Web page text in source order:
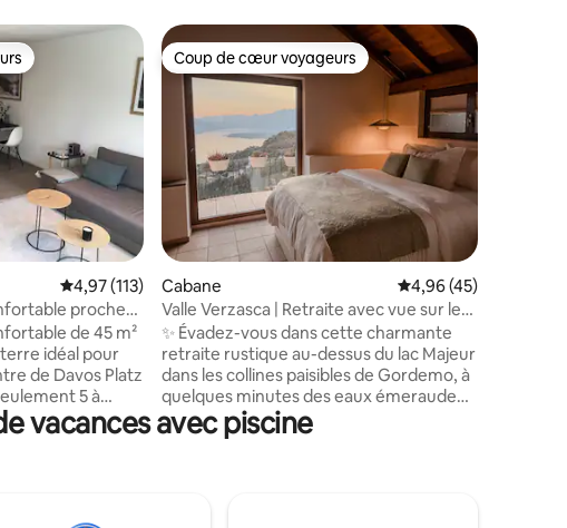
commentaires : 4,93 sur 5
Évaluation moyenne sur la base de 113 commentaires : 4,97 sur 5
4,97 (113)
proche
de 45 m²
idéal pour
de Davos Platz
5 à
Wi-Fi et
Coup de cœur voyageurs
Coup de cœur voyageurs
Cabane Évaluation moyenne
4,96 (45)
Valle Verzasca | Retraite avec vue sur le
lac | Piscine et forêt
✨ Évadez-vous dans cette charmante
retraite rustique au-dessus du lac Majeur
dans les collines paisibles de Gordemo, à
quelques minutes des eaux émeraude
de la Valle Verzasca 💚 Réveillez-vous
dans un studio confortable avec lit king
vacances avec piscine